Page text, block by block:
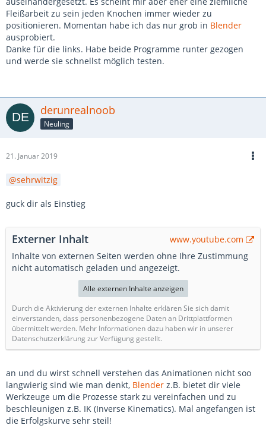
Fleißarbeit zu sein jeden Knochen immer wieder zu
positionieren. Momentan habe ich das nur grob in Blender
ausprobiert.
Danke für die links. Habe beide Programme runter gezogen
und werde sie schnellst möglich testen.
derunrealnoob
Neuling
21. Januar 2019
sehrwitzig
guck dir als Einstieg
Externer Inhalt
www.youtube.com
Inhalte von externen Seiten werden ohne Ihre Zustimmung
nicht automatisch geladen und angezeigt.
Alle externen Inhalte anzeigen
Durch die Aktivierung der externen Inhalte erklären Sie sich damit
einverstanden, dass personenbezogene Daten an Drittplattformen
übermittelt werden. Mehr Informationen dazu haben wir in unserer
Datenschutzerklärung zur Verfügung gestellt.
an und du wirst schnell verstehen das Animationen nicht soo
langwierig sind wie man denkt, Blender z.B. bietet dir viele
Werkzeuge um die Prozesse stark zu vereinfachen und zu
beschleunigen z.B. IK (Inverse Kinematics). Mal angefangen ist
die Erfolgskurve sehr steil!